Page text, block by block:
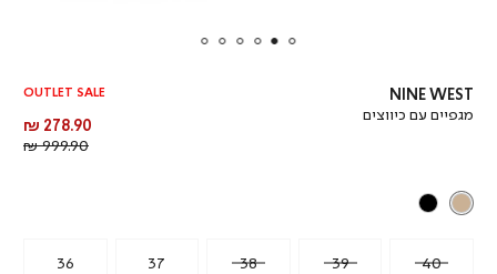
NINE WEST
מגפיים עם כיווצים
OUTLET SALE
מחיר
מוצר
278.90 ₪
999.90 ₪
36 37 38 39 40